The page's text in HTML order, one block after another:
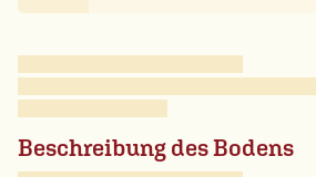
Beschreibung des Bodens